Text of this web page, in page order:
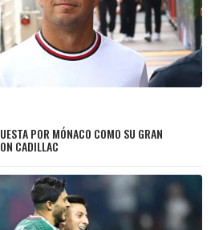
POR MÓNACO COMO SU GRAN
CADILLAC